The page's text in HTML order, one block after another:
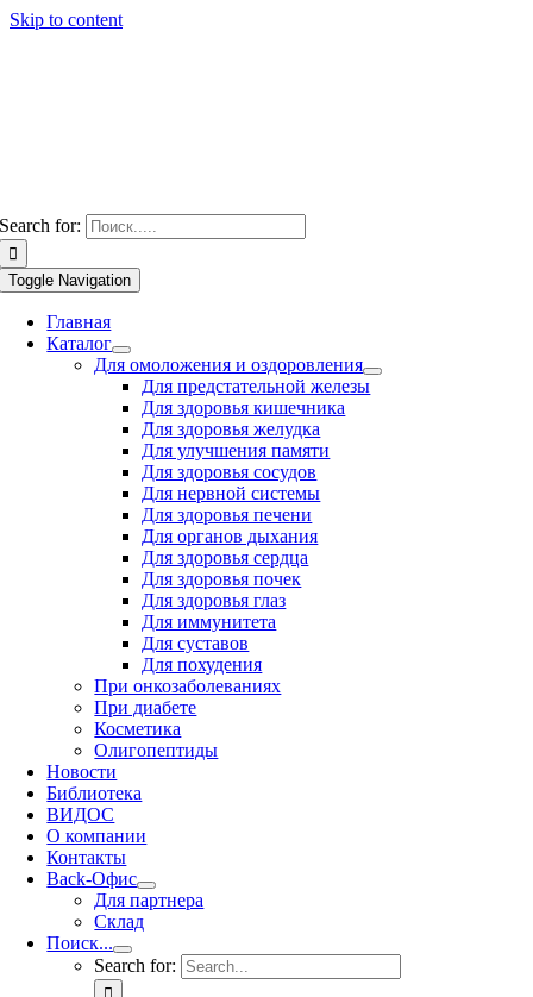
Skip to content
Search for:
Toggle Navigation
Главная
Каталог
Для омоложения и оздоровления
Для предстательной железы
Для здоровья кишечника
Для здоровья желудка
Для улучшения памяти
Для здоровья сосудов
Для нервной системы
Для здоровья печени
Для органов дыхания
Для здоровья сердца
Для здоровья почек
Для здоровья глаз
Для иммунитета
Для суставов
Для похудения
При онкозаболеваниях
При диабете
Косметика
Олигопептиды
Новости
Библиотека
ВИДОС
О компании
Контакты
Back-Офис
Для партнера
Склад
Поиск...
Search for: